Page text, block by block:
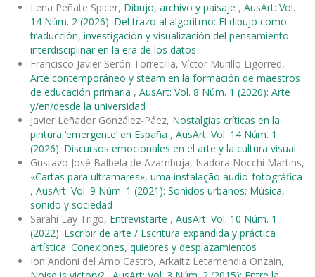
Lena Peñate Spicer, Dibujo, archivo y paisaje , AusArt: Vol.
14 Núm. 2 (2026): Del trazo al algoritmo: El dibujo como
traducción, investigación y visualización del pensamiento
interdisciplinar en la era de los datos
Francisco Javier Serón Torrecilla, Víctor Murillo Ligorred,
Arte contemporáneo y steam en la formación de maestros
de educación primaria , AusArt: Vol. 8 Núm. 1 (2020): Arte
y/en/desde la universidad
Javier Leñador González-Páez, Nostalgias críticas en la
pintura ‘emergente’ en España , AusArt: Vol. 14 Núm. 1
(2026): Discursos emocionales en el arte y la cultura visual
Gustavo José Balbela de Azambuja, Isadora Nocchi Martins,
«Cartas para ultramares», uma instalação áudio-fotográfica
, AusArt: Vol. 9 Núm. 1 (2021): Sonidos urbanos: Música,
sonido y sociedad
Sarahí Lay Trigo, Entrevistarte , AusArt: Vol. 10 Núm. 1
(2022): Escribir de arte / Escritura expandida y práctica
artística: Conexiones, quiebres y desplazamientos
Ion Andoni del Amo Castro, Arkaitz Letamendia Onzain,